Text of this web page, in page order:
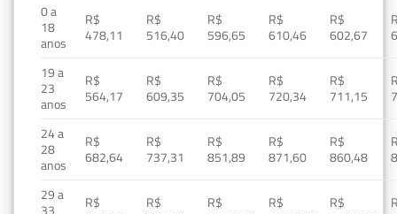
0 a
18
anos
R$
478,11
R$
516,40
R$
596,65
R$
610,46
R$
602,67
19 a
23
anos
R$
564,17
R$
609,35
R$
704,05
R$
720,34
R$
711,15
24 a
28
anos
R$
682,64
R$
737,31
R$
851,89
R$
871,60
R$
860,48
29 a
R$
R$
R$
R$
R$